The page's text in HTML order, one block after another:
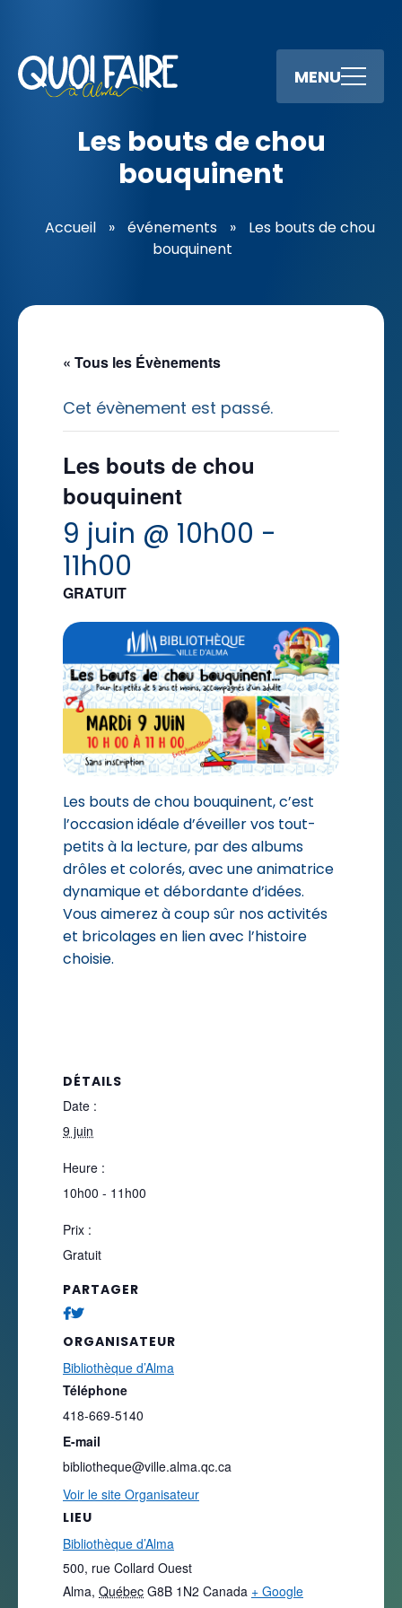
MENU
Les bouts de chou
bouquinent
Accueil » événements »
Les bouts de chou
bouquinent
« Tous les Évènements
Cet évènement est passé.
Les bouts de chou
bouquinent
9 juin @ 10h00 -
11h00
GRATUIT
Les bouts de chou bouquinent, c’est
l’occasion idéale d’éveiller vos tout-
petits à la lecture, par des albums
drôles et colorés, avec une animatrice
dynamique et débordante d’idées.
Vous aimerez à coup sûr nos activités
et bricolages en lien avec l’histoire
choisie.
DÉTAILS
Date :
9 juin
Heure :
10h00 - 11h00
Prix :
Gratuit
PARTAGER
LIEU
Bibliothèque d’Alma
500, rue Collard Ouest
Alma, Québec G8B 1N2 Canada + Google
ORGANISATEUR
Bibliothèque d’Alma
Téléphone
418-669-5140
E-mail
bibliotheque@ville.alma.qc.ca
Voir le site Organisateur